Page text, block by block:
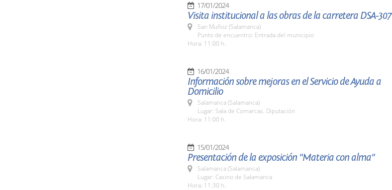
17/01/2024
Visita institucional a las obras de la carretera DSA-307
San Muñoz (Salamanca)
Punto de encuentro: Entrada del municipio
Hora: 11:00 h.
16/01/2024
Información sobre mejoras en el Servicio de Ayuda a
Domicilio
Salamanca (Salamanca)
Lugar: Sala de Comarcas. Diputación
Hora: 11:00 h.
15/01/2024
Presentación de la exposición "Materia con alma"
Salamanca (Salamanca)
Lugar: Casino de Salamanca
Hora: 11:30 h.